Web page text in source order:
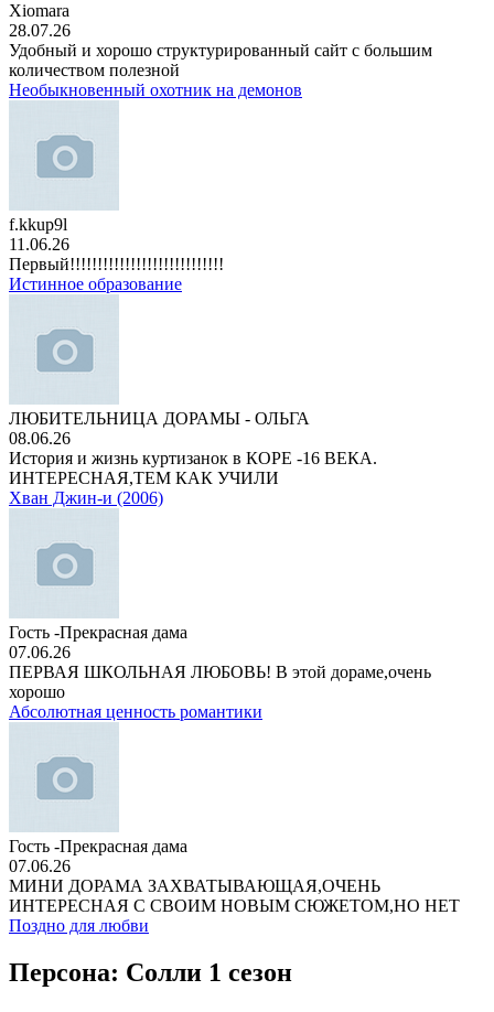
Xiomara
28.07.26
Удобный и хорошо структурированный сайт с большим
количеством полезной
Необыкновенный охотник на демонов
f.kkup9l
11.06.26
Первый!!!!!!!!!!!!!!!!!!!!!!!!!!!!
Истинное образование
ЛЮБИТЕЛЬНИЦА ДОРАМЫ - ОЛЬГА
08.06.26
История и жизнь куртизанок в КОРЕ -16 ВЕКА.
ИНТЕРЕСНАЯ,ТЕМ КАК УЧИЛИ
Хван Джин-и (2006)
Гость -Прекрасная дама
07.06.26
ПЕРВАЯ ШКОЛЬНАЯ ЛЮБОВЬ! В этой дораме,очень
хорошо
Абсолютная ценность романтики
Гость -Прекрасная дама
07.06.26
МИНИ ДОРАМА ЗАХВАТЫВАЮЩАЯ,ОЧЕНЬ
ИНТЕРЕСНАЯ С СВОИМ НОВЫМ СЮЖЕТОМ,НО НЕТ
Поздно для любви
Персона: Солли 1 сезон